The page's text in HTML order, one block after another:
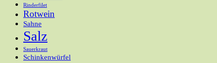
Rinderfilet
Rotwein
Sahne
Salz
Sauerkraut
Schinkenwürfel